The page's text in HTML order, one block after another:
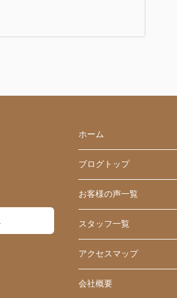
ホーム
ブログトップ
お客様の声一覧
スタッフ一覧
アクセスマップ
会社概要